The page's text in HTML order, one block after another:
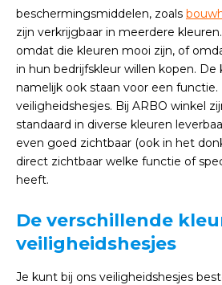
beschermingsmiddelen, zoals
zijn verkrijgbaar in meerdere
omdat die kleuren mooi zijn, of
in hun bedrijfskleur willen kopen. De
namelijk ook staan voor een
veiligheidshesjes. Bij ARBO winkel
standaard in diverse kleuren
even goed zichtbaar (ook in het
direct zichtbaar welke functie of
heeft.
De verschillende
veiligheidshesjes
Je kunt bij ons veiligheidshesjes